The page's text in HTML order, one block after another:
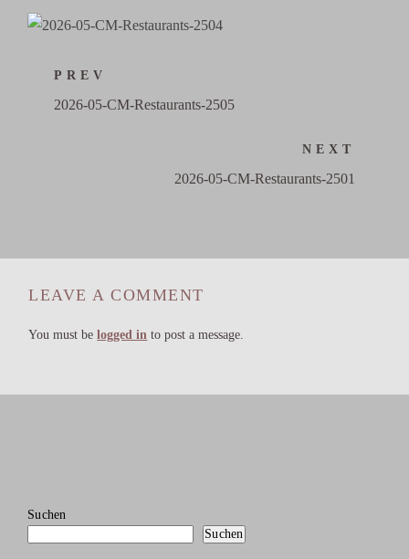
PREV
2026-05-CM-Restaurants-2505
NEXT
2026-05-CM-Restaurants-2501
LEAVE A COMMENT
You must belogged in to post a message.
Suchen
Suchen